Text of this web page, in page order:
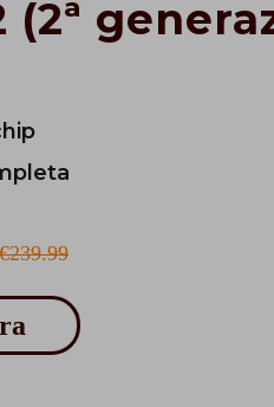
(2ª
€239.99